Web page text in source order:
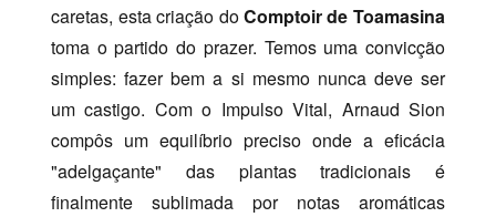
caretas, esta criação doComptoir de Toamasina
toma o partido do prazer. Temos uma convicção
simples: fazer bem a si mesmo nunca deve ser
um castigo. Com o Impulso Vital, Arnaud Sion
compôs um equilíbrio preciso onde a eficácia
"adelgaçante" das plantas tradicionais é
finalmente sublimada por notas aromáticas